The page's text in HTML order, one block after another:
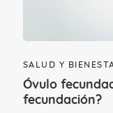
Deja un
SALUD Y
Óvulo
fecundación?